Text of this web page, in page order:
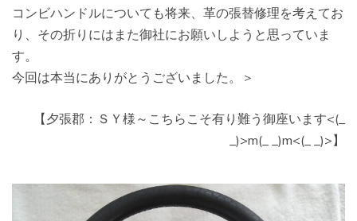
コンビハンドルについても将来、革の張替修理を考えてお
り、その折りにはまた御社にお願いしようと思っていま
す。
今回は本当にありがとうございました。＞
【夕張郡：ＳＹ様～こちらこそ有り難う御座います<(_
_)>m(_ _)m<(_ _)>】